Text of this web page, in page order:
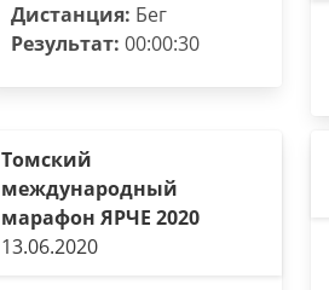
Дистанция: Бег
Результат: 00:00:30
Томский
международный
марафон ЯРЧЕ 2020
13.06.2020